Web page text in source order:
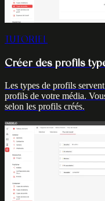
TUTORIEL
Créer des profils
Les types de profils
profils de votre média.
selon les profils créés.